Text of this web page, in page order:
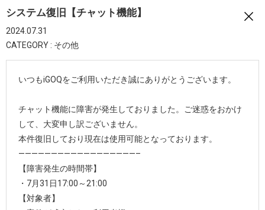
システム復旧【チャット機能】
2024.07.31
CATEGORY : その他
いつもiGOQをご利用いただき誠にありがとうございます。
チャット機能に障害が発生しておりました。ご迷惑をおかけ
して、大変申し訳ございません。
本件復旧しており現在は使用可能となっております。
——————————————————–
【障害発生の時間帯】
・7月31日17:00～21:00
【対象者】